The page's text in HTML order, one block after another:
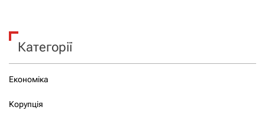
Категорії
Економіка
Корупція